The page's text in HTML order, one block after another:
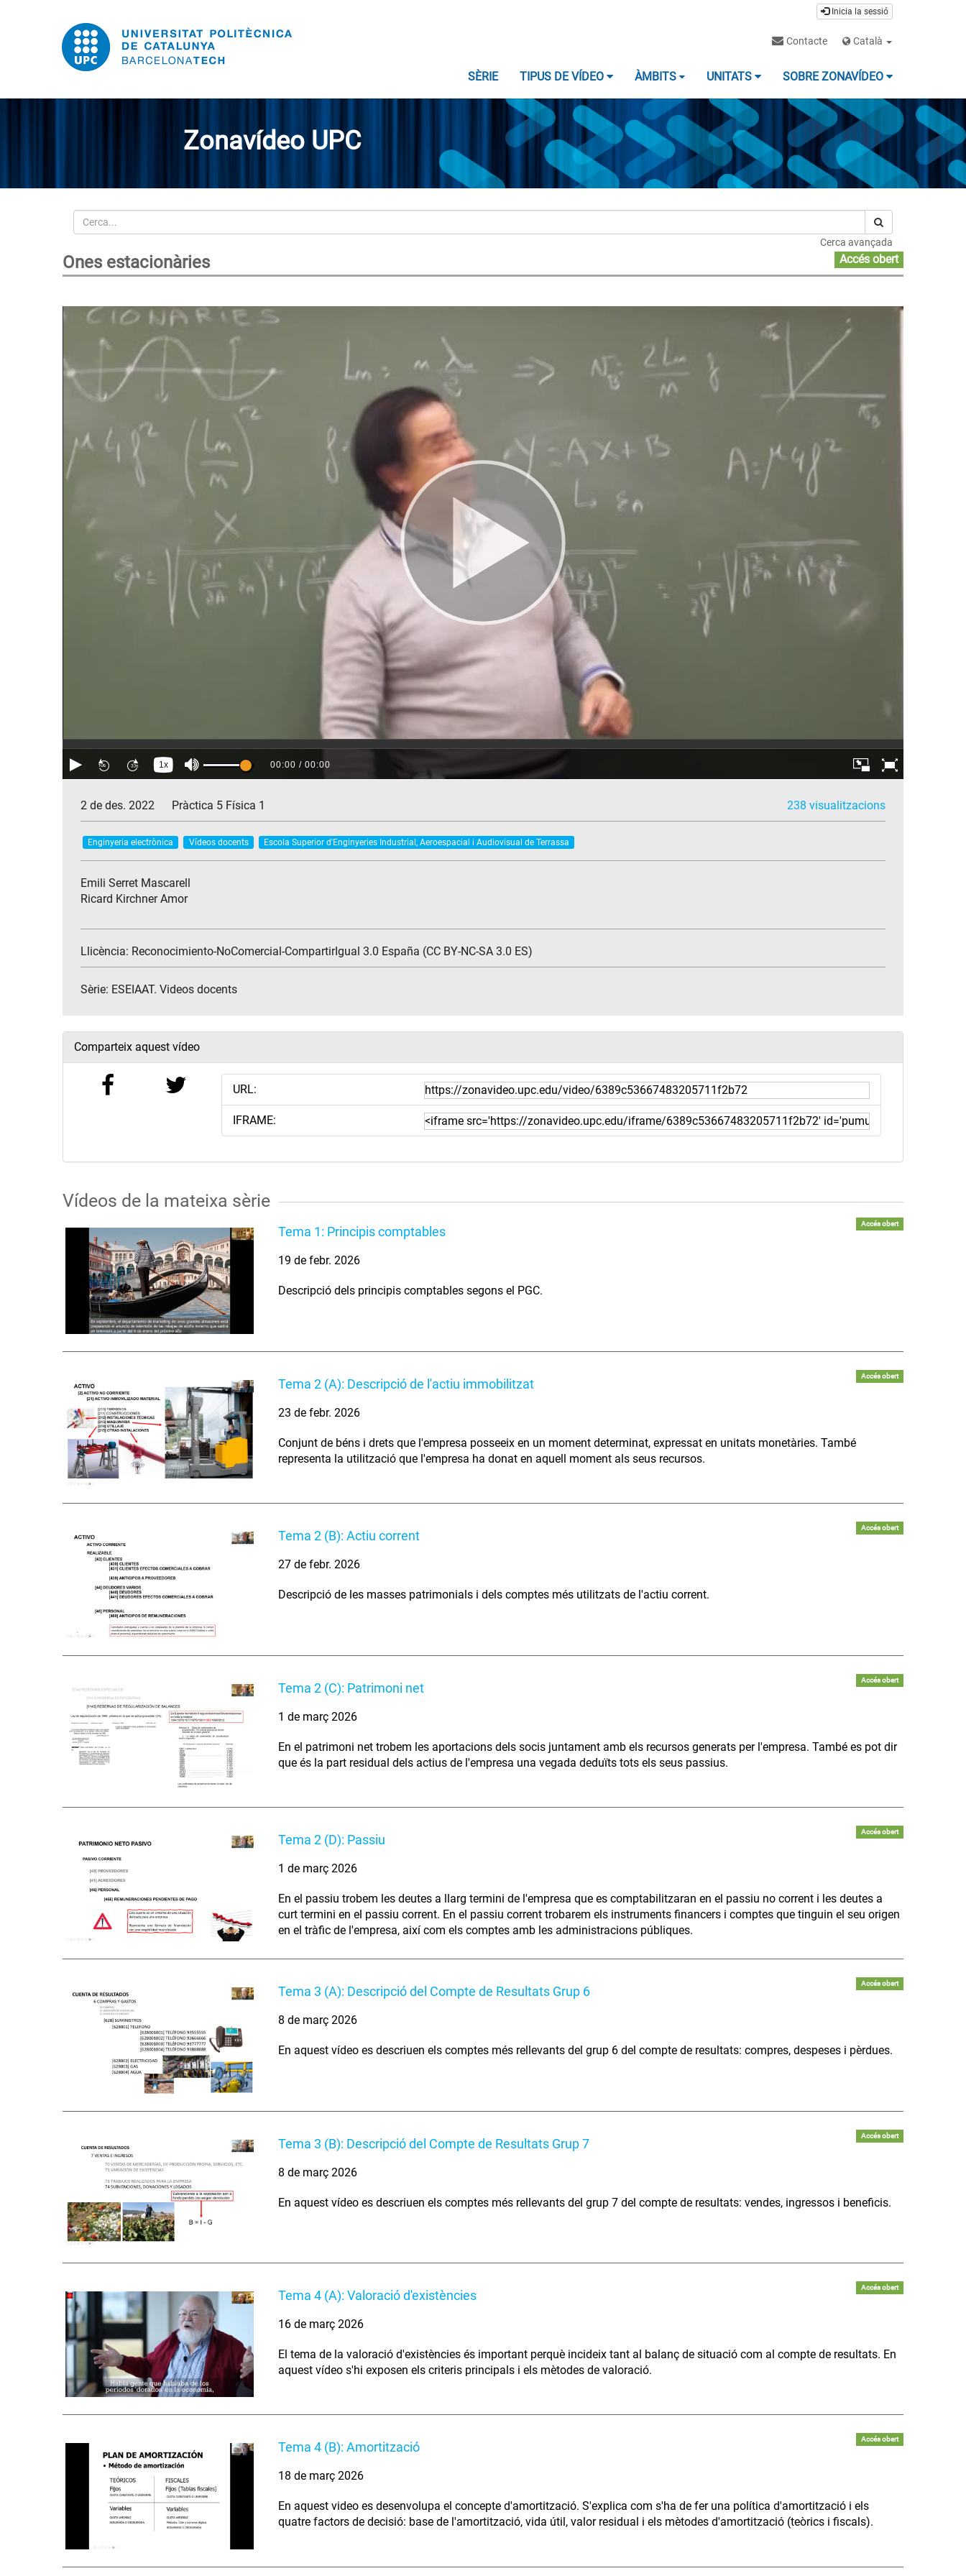
Inicia la sessió
Contacte Català
SÈRIE TIPUS DE VÍDEO ÀMBITS UNITATS SOBRE ZONAVÍDEO
Zonavídeo UPC
Cerca
Cerca avançada
Ones estacionàries Accés obert
2 de des. 2022 Pràctica 5 Física 1 238 visualitzacions
Enginyeria electrònica Vídeos docents Escola Superior d'Enginyeries Industrial, Aeroespacial i Audiovisual de Terrassa
Emili Serret Mascarell
Ricard Kirchner Amor
Llicència: Reconocimiento-NoComercial-CompartirIgual 3.0 España (CC BY-NC-SA 3.0 ES)
Sèrie: ESEIAAT. Videos docents
Comparteix aquest vídeo
URL:
IFRAME:
Vídeos de la mateixa sèrie
Tema 1: Principis comptables
Accés obert
19 de febr. 2026
Descripció dels principis comptables segons el PGC.
Tema 2 (A): Descripció de l'actiu immobilitzat
Accés obert
23 de febr. 2026
Conjunt de béns i drets que l'empresa posseeix en un moment determinat, expressat en unitats monetàries. També
representa la utilització que l'empresa ha donat en aquell moment als seus recursos.
Tema 2 (B): Actiu corrent
Accés obert
27 de febr. 2026
Descripció de les masses patrimonials i dels comptes més utilitzats de l'actiu corrent.
Tema 2 (C): Patrimoni net
Accés obert
1 de març 2026
En el patrimoni net trobem les aportacions dels socis juntament amb els recursos generats per l'empresa. També es pot dir
que és la part residual dels actius de l'empresa una vegada deduïts tots els seus passius.
Tema 2 (D): Passiu
Accés obert
1 de març 2026
En el passiu trobem les deutes a llarg termini de l'empresa que es comptabilitzaran en el passiu no corrent i les deutes a
curt termini en el passiu corrent. En el passiu corrent trobarem els instruments financers i comptes que tinguin el seu origen
en el tràfic de l'empresa, així com els comptes amb les administracions públiques.
Tema 3 (A): Descripció del Compte de Resultats Grup 6
Accés obert
8 de març 2026
En aquest vídeo es descriuen els comptes més rellevants del grup 6 del compte de resultats: compres, despeses i pèrdues.
Tema 3 (B): Descripció del Compte de Resultats Grup 7
Accés obert
8 de març 2026
En aquest vídeo es descriuen els comptes més rellevants del grup 7 del compte de resultats: vendes, ingressos i beneficis.
Tema 4 (A): Valoració d'existències
Accés obert
16 de març 2026
El tema de la valoració d'existències és important perquè incideix tant al balanç de situació com al compte de resultats. En
aquest vídeo s'hi exposen els criteris principals i els mètodes de valoració.
Tema 4 (B): Amortització
Accés obert
18 de març 2026
En aquest video es desenvolupa el concepte d'amortització. S'explica com s'ha de fer una política d'amortització i els
quatre factors de decisió: base de l'amortització, vida útil, valor residual i els mètodes d'amortització (teòrics i fiscals).